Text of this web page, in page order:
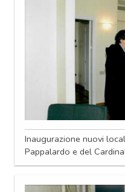
Inaugurazione nuovi
Pappalardo e del